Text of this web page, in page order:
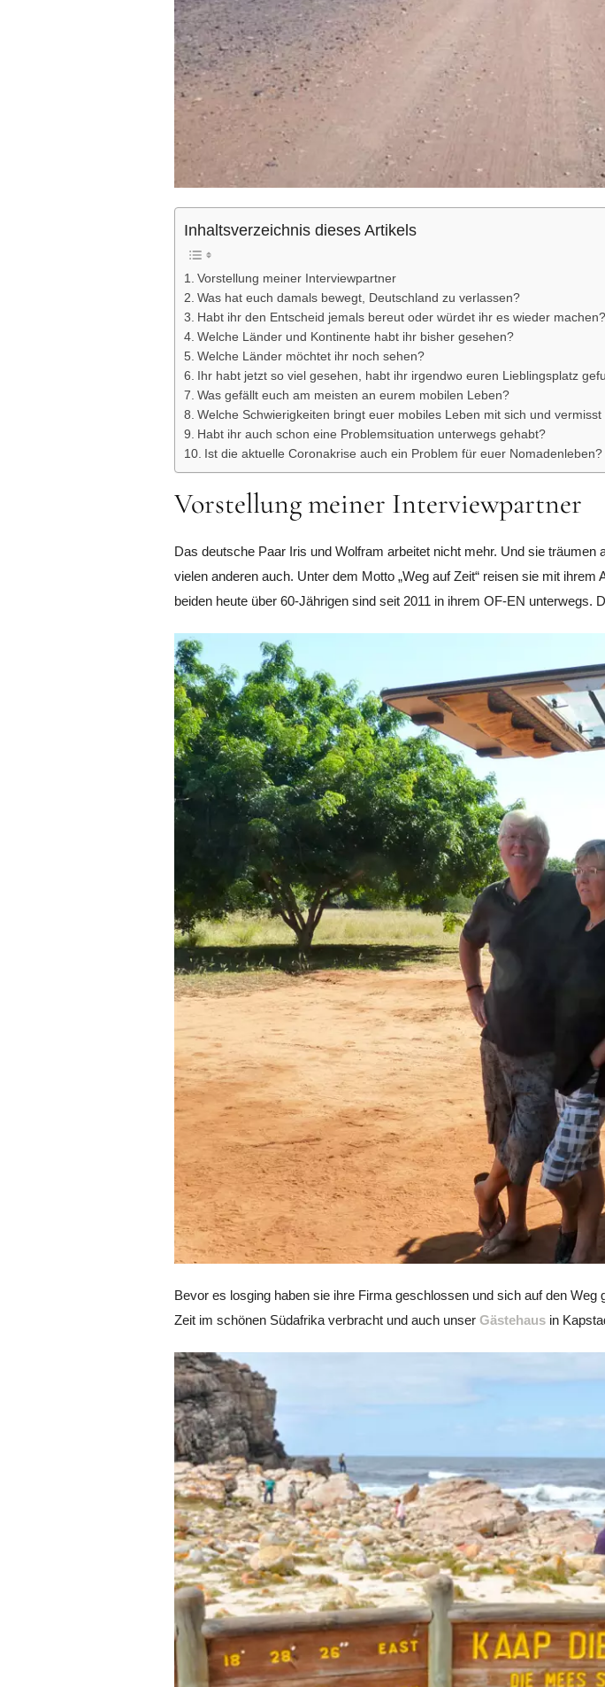
Inhaltsverzeichnis dieses Artikels
Vorstellung meiner Interviewpartner
Was hat euch damals bewegt, Deutschland zu verlassen?
Habt ihr den Entscheid jemals bereut oder würdet ihr es wieder machen?
Welche Länder und Kontinente habt ihr bisher gesehen?
Welche Länder möchtet ihr noch sehen?
Ihr habt jetzt so viel gesehen, habt ihr irgendwo euren Lieblingsplatz
Was gefällt euch am meisten an eurem mobilen Leben?
Welche Schwierigkeiten bringt euer mobiles Leben mit sich und
Habt ihr auch schon eine Problemsituation unterwegs gehabt?
Ist die aktuelle Coronakrise auch ein Problem für euer Nomadenleben?
Vorstellung meiner Interviewpartner
Das deutsche Paar Iris und Wolfram arbeitet nicht mehr. Und sie
vielen anderen auch. Unter dem Motto „Weg auf Zeit“ reisen sie mit
beiden heute über 60-Jährigen sind seit 2011 in ihrem OF-EN
Bevor es losging haben sie ihre Firma geschlossen und sich auf den
Zeit im schönen Südafrika verbracht und auch unser Gästehaus in